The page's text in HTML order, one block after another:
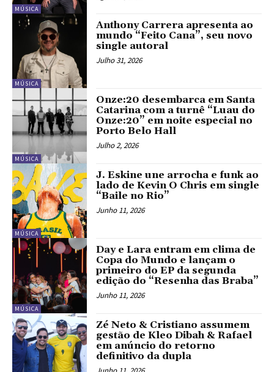
MÚSICA
MÚSICA
Anthony Carrera apresenta ao
mundo “Feito Cana”, seu novo
single autoral
Julho 31, 2026
MÚSICA
Onze:20 desembarca em Santa
Catarina com a turnê “Luau do
Onze:20” em noite especial no
Porto Belo Hall
Julho 2, 2026
MÚSICA
J. Eskine une arrocha e funk ao
lado de Kevin O Chris em single
“Baile no Rio”
Junho 11, 2026
MÚSICA
Day e Lara entram em clima de
Copa do Mundo e lançam o
primeiro do EP da segunda
edição do “Resenha das Braba”
Junho 11, 2026
Zé Neto & Cristiano assumem
gestão de Kleo Dibah & Rafael
em anúncio do retorno
definitivo da dupla